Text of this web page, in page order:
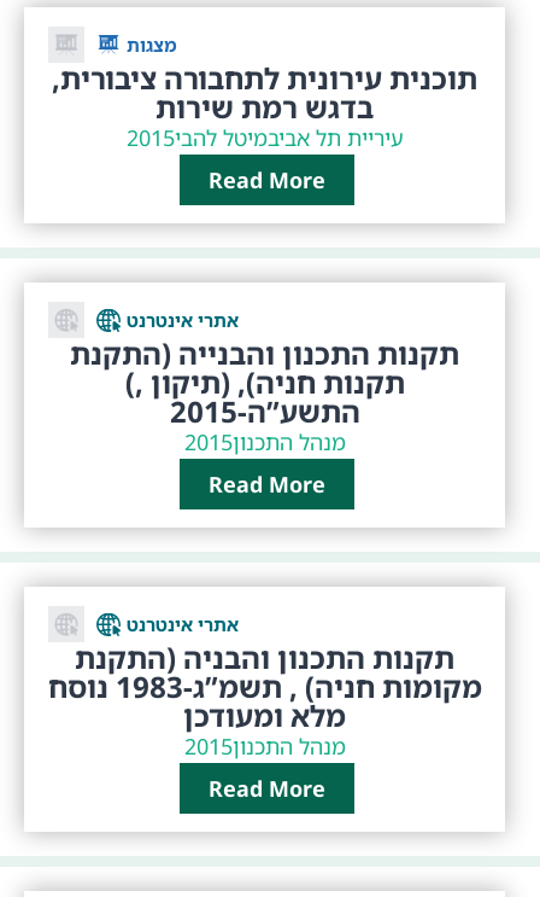
מצגות
תוכנית עירונית לתחבורה ציבורית,
בדגש רמת שירות
2015מיטל להביעיריית תל אביב
Read More
אתרי אינטרנט
תקנות התכנון והבנייה (התקנת
תקנות חניה), (תיקון ,)
התשע”ה-2015
2015מנהל התכנון
Read More
אתרי אינטרנט
תקנות התכנון והבניה (התקנת
מקומות חניה) , תשמ”ג-1983 נוסח
מלא ומעודכן
2015מנהל התכנון
Read More